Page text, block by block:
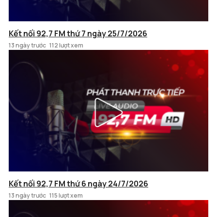
Kết nối 92,7 FM thứ 7 ngày 25/7/2026
13 ngày trước 112 lượt xem
Kết nối 92,7 FM thứ 6 ngày 24/7/2026
13 ngày trước 115 lượt xem